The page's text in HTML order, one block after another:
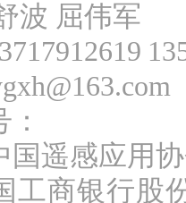
波 屈伟军
国遥感应用
工商银行股